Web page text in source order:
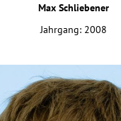
Max Schliebener
Jahrgang: 2008